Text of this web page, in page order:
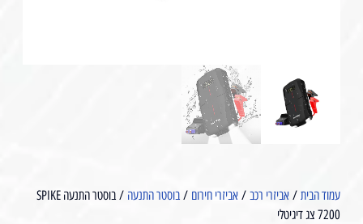
עמוד הבית/ אביזרי רכב/ אביזרי חירום / בוסטר התנעה
/ בוסטר התנעה SPIKE
7200 צג דיגיטלי